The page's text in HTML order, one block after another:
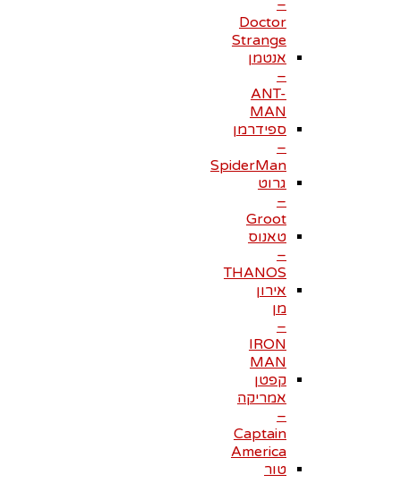
–
Doctor
Strange
אנטמן
–
ANT-
MAN
ספידרמן
–
SpiderMan
גרוט
–
Groot
טאנוס
–
THANOS
אירון
מן
–
IRON
MAN
קפטן
אמריקה
–
Captain
America
טור